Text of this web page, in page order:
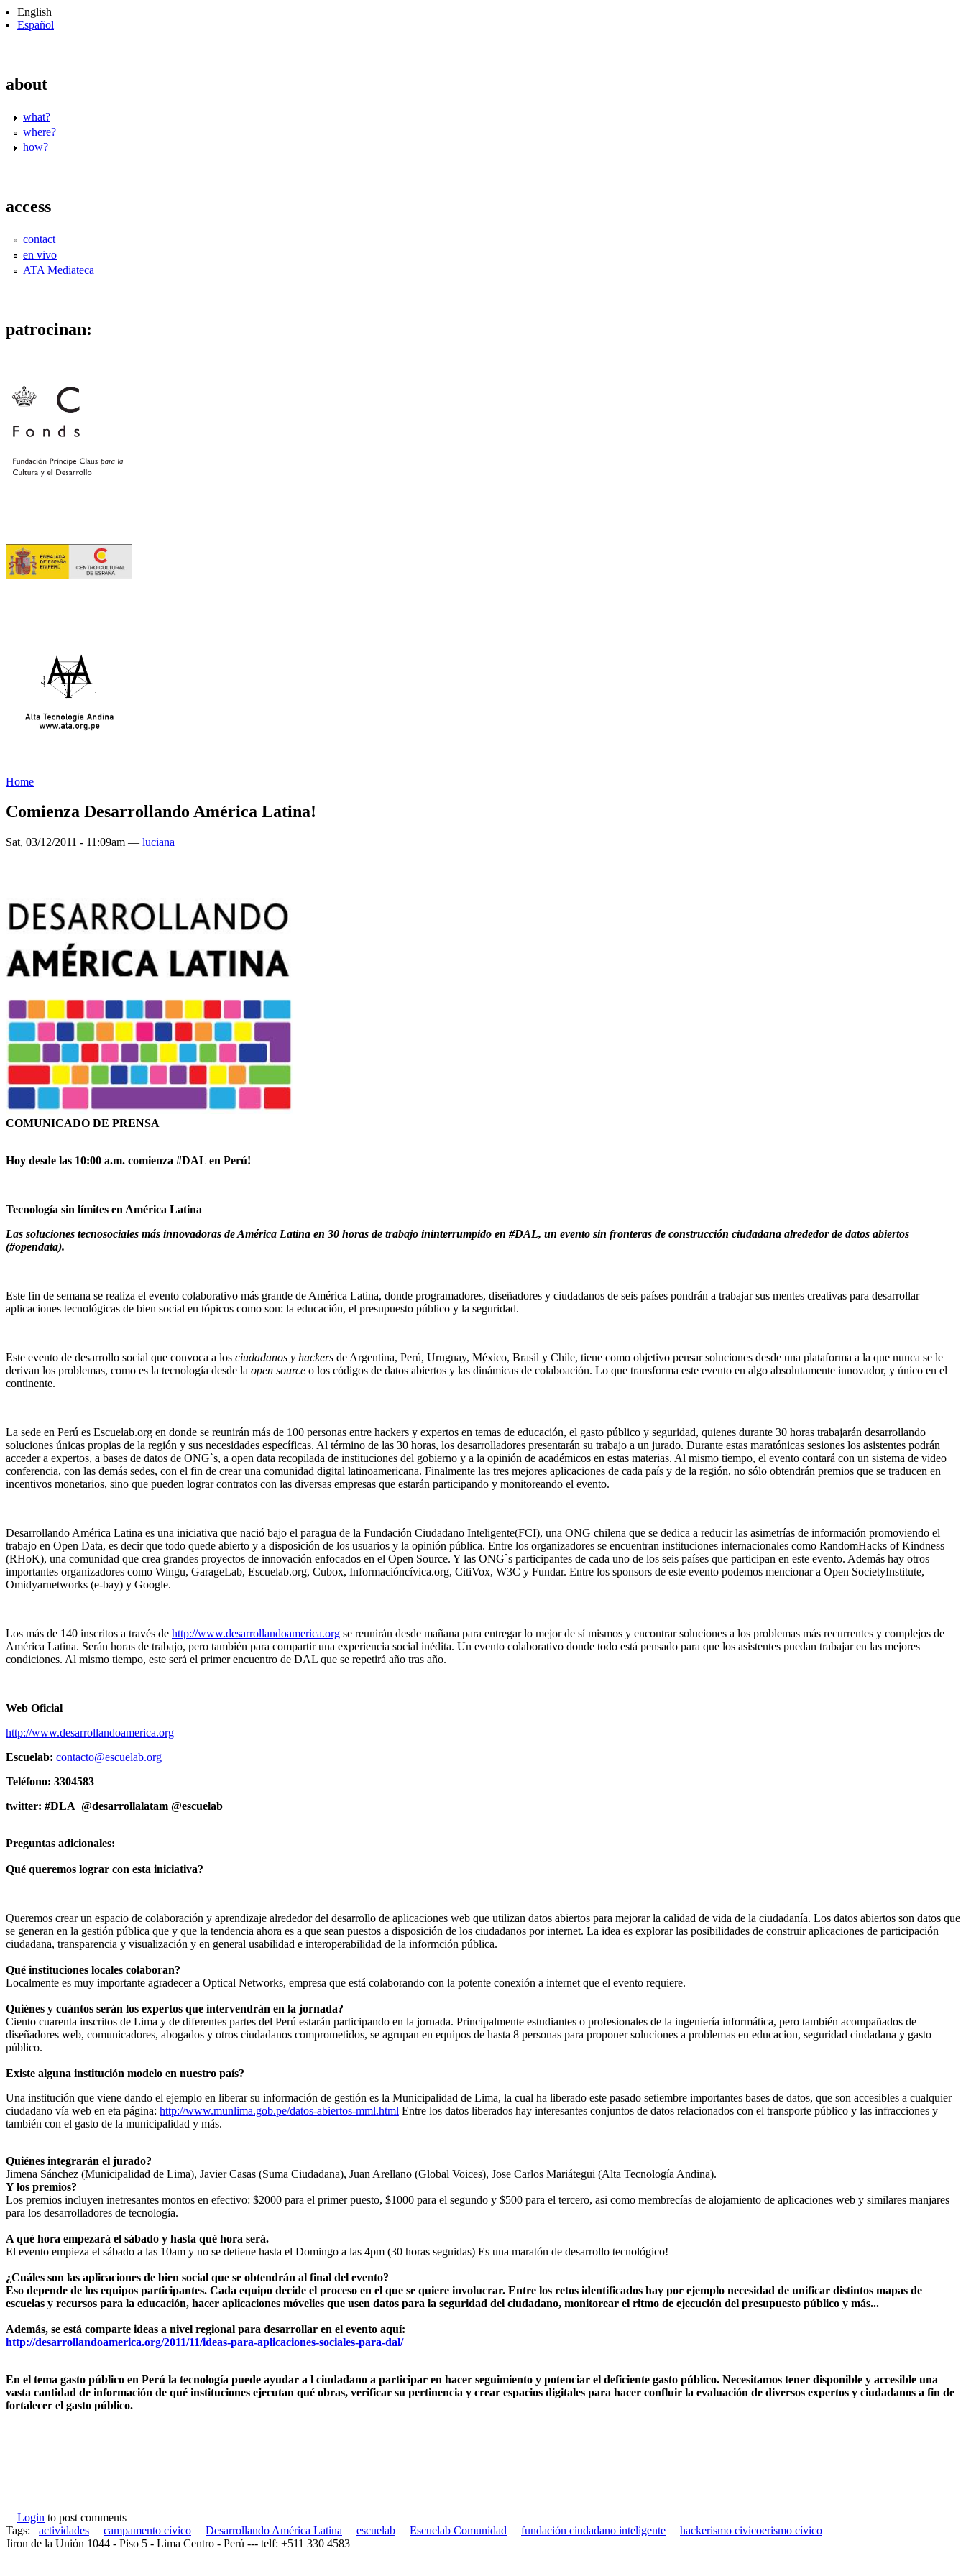
English
Español
about
what?
where?
how?
access
contact
en vivo
ATA Mediateca
patrocinan:
Home
Comienza Desarrollando América Latina!
Sat, 03/12/2011 - 11:09am — luciana
COMUNICADO DE PRENSA
Hoy desde las 10:00 a.m. comienza #DAL en Perú!
Tecnología sin límites en América Latina
Las soluciones tecnosociales más innovadoras de América Latina en 30 horas de trabajo ininterrumpido en #DAL, un evento sin fronteras de construcción ciudadana alrededor de datos abiertos
(#opendata).
Este fin de semana se realiza el evento colaborativo más grande de América Latina, donde programadores, diseñadores y ciudadanos de seis países pondrán a trabajar sus mentes creativas para desarrollar
aplicaciones tecnológicas de bien social en tópicos como son: la educación, el presupuesto público y la seguridad.
Este evento de desarrollo social que convoca a los ciudadanos y hackers de Argentina, Perú, Uruguay, México, Brasil y Chile, tiene como objetivo pensar soluciones desde una plataforma a la que nunca se le
derivan los problemas, como es la tecnología desde la open source o los códigos de datos abiertos y las dinámicas de colaboación. Lo que transforma este evento en algo absolutamente innovador, y único en el
continente.
La sede en Perú es Escuelab.org en donde se reunirán más de 100 personas entre hackers y expertos en temas de educación, el gasto público y seguridad, quienes durante 30 horas trabajarán desarrollando
soluciones únicas propias de la región y sus necesidades específicas. Al término de las 30 horas, los desarrolladores presentarán su trabajo a un jurado. Durante estas maratónicas sesiones los asistentes podrán
acceder a expertos, a bases de datos de ONG`s, a open data recopilada de instituciones del gobierno y a la opinión de académicos en estas materias. Al mismo tiempo, el evento contará con un sistema de video
conferencia, con las demás sedes, con el fin de crear una comunidad digital latinoamericana. Finalmente las tres mejores aplicaciones de cada país y de la región, no sólo obtendrán premios que se traducen en
incentivos monetarios, sino que pueden lograr contratos con las diversas empresas que estarán participando y monitoreando el evento.
Desarrollando América Latina es una iniciativa que nació bajo el paragua de la Fundación Ciudadano Inteligente(FCI), una ONG chilena que se dedica a reducir las asimetrías de información promoviendo el
trabajo en Open Data, es decir que todo quede abierto y a disposición de los usuarios y la opinión pública. Entre los organizadores se encuentran instituciones internacionales como RandomHacks of Kindness
(RHoK), una comunidad que crea grandes proyectos de innovación enfocados en el Open Source. Y las ONG`s participantes de cada uno de los seis países que participan en este evento. Además hay otros
importantes organizadores como Wingu, GarageLab, Escuelab.org, Cubox, Informacióncívica.org, CitiVox, W3C y Fundar. Entre los sponsors de este evento podemos mencionar a Open SocietyInstitute,
Omidyarnetworks (e-bay) y Google.
Los más de 140 inscritos a través de http://www.desarrollandoamerica.org se reunirán desde mañana para entregar lo mejor de sí mismos y encontrar soluciones a los problemas más recurrentes y complejos de
América Latina. Serán horas de trabajo, pero también para compartir una experiencia social inédita. Un evento colaborativo donde todo está pensado para que los asistentes puedan trabajar en las mejores
condiciones. Al mismo tiempo, este será el primer encuentro de DAL que se repetirá año tras año.
Web Oficial
http://www.desarrollandoamerica.org
Escuelab: contacto@escuelab.org
Teléfono: 3304583
twitter: #DLA @desarrollalatam @escuelab
Preguntas adicionales:
Qué queremos lograr con esta iniciativa?
Queremos crear un espacio de colaboración y aprendizaje alrededor del desarrollo de aplicaciones web que utilizan datos abiertos para mejorar la calidad de vida de la ciudadanía. Los datos abiertos son datos que
se generan en la gestión pública que y que la tendencia ahora es a que sean puestos a disposición de los ciudadanos por internet. La idea es explorar las posibilidades de construir aplicaciones de participación
ciudadana, transparencia y visualización y en general usabilidad e interoperabilidad de la informción pública.
Qué instituciones locales colaboran?
Localmente es muy importante agradecer a Optical Networks, empresa que está colaborando con la potente conexión a internet que el evento requiere.
Quiénes y cuántos serán los expertos que intervendrán en la jornada?
Ciento cuarenta inscritos de Lima y de diferentes partes del Perú estarán participando en la jornada. Principalmente estudiantes o profesionales de la ingeniería informática, pero también acompañados de
diseñadores web, comunicadores, abogados y otros ciudadanos comprometidos, se agrupan en equipos de hasta 8 personas para proponer soluciones a problemas en educacion, seguridad ciudadana y gasto
público.
Existe alguna institución modelo en nuestro país?
Una institución que viene dando el ejemplo en liberar su información de gestión es la Municipalidad de Lima, la cual ha liberado este pasado setiembre importantes bases de datos, que son accesibles a cualquier
ciudadano vía web en eta página: http://www.munlima.gob.pe/datos-abiertos-mml.html Entre los datos liberados hay interesantes conjuntos de datos relacionados con el transporte público y las infracciones y
también con el gasto de la municipalidad y más.
Quiénes integrarán el jurado?
Jimena Sánchez (Municipalidad de Lima), Javier Casas (Suma Ciudadana), Juan Arellano (Global Voices), Jose Carlos Mariátegui (Alta Tecnología Andina).
Y los premios?
Los premios incluyen inetresantes montos en efectivo: $2000 para el primer puesto, $1000 para el segundo y $500 para el tercero, asi como membrecías de alojamiento de aplicaciones web y similares manjares
para los desarrolladores de tecnología.
A qué hora empezará el sábado y hasta qué hora será.
El evento empieza el sábado a las 10am y no se detiene hasta el Domingo a las 4pm (30 horas seguidas) Es una maratón de desarrollo tecnológico!
¿Cuáles son las aplicaciones de bien social que se obtendrán al final del evento?
Eso depende de los equipos participantes. Cada equipo decide el proceso en el que se quiere involucrar. Entre los retos identificados hay por ejemplo necesidad de unificar distintos mapas de
escuelas y recursos para la educación, hacer aplicaciones móvelies que usen datos para la seguridad del ciudadano, monitorear el ritmo de ejecución del presupuesto público y más...
Además, se está comparte ideas a nivel regional para desarrollar en el evento aquí:
http://desarrollandoamerica.org/2011/11/ideas-para-aplicaciones-sociales-para-dal/
En el tema gasto público en Perú la tecnología puede ayudar a l ciudadano a participar en hacer seguimiento y potenciar el deficiente gasto público. Necesitamos tener disponible y accesible una
vasta cantidad de información de qué instituciones ejecutan qué obras, verificar su pertinencia y crear espacios digitales para hacer confluir la evaluación de diversos expertos y ciudadanos a fin de
fortalecer el gasto público.
Login to post comments
Tags:
actividades campamento cívico Desarrollando América Latina escuelab Escuelab Comunidad fundación ciudadano inteligente
hackerismo civicoerismo cívico
Jiron de la Unión 1044 - Piso 5 - Lima Centro - Perú --- telf: +511 330 4583